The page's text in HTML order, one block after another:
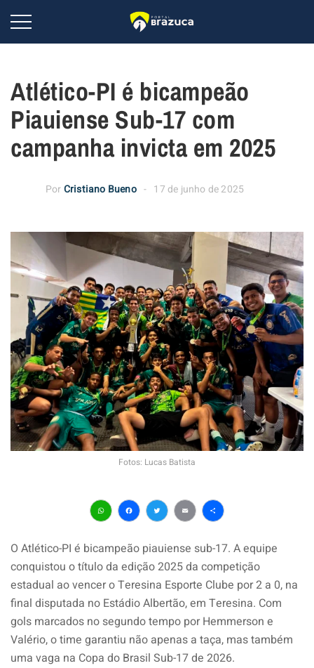
Atlético-PI é bicampeão
Piauiense Sub-17 com
campanha invicta em 2025
PorCristiano Bueno 17 de junho de 2025
Fotos: Lucas Batista
WhatsApp
Facebook
Twitter
EmailShare
O Atlético-PI é bicampeão piauiense sub-17. A equipe
conquistou o título da edição 2025 da competição
estadual ao vencer o Teresina Esporte Clube por 2 a 0, na
final disputada no Estádio Albertão, em Teresina. Com
gols marcados no segundo tempo por Hemmerson e
Valério, o time garantiu não apenas a taça, mas também
uma vaga na Copa do Brasil Sub-17 de 2026.